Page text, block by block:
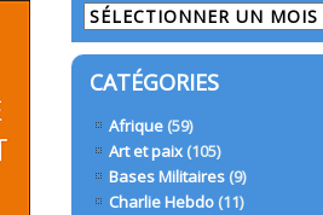
Archives
CATÉGORIES
Afrique (59)
Art et paix (105)
Bases Militaires (9)
Charlie Hebdo (11)